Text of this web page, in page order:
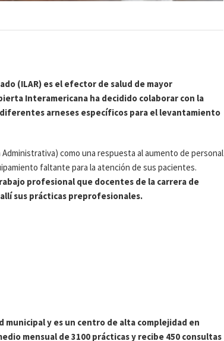
(ILAR) es el efector de salud de mayor
Interamericana ha decidido colaborar con la
arneses específicos para el levantamiento
como una respuesta al aumento de personal
faltante para la atención de sus pacientes.
profesional que docentes de la carrera de
sus prácticas preprofesionales.
municipal y es un centro de alta complejidad en
mensual de 3100 prácticas y recibe 450 consultas